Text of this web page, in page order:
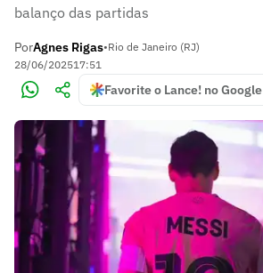
balanço das partidas
PorAgnes Rigas•Rio de Janeiro (RJ)
28/06/202517:51
Favorite o Lance! no Google